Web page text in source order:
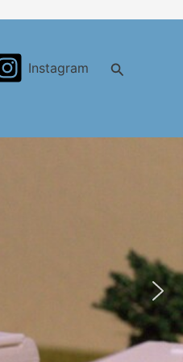
Instagram Search